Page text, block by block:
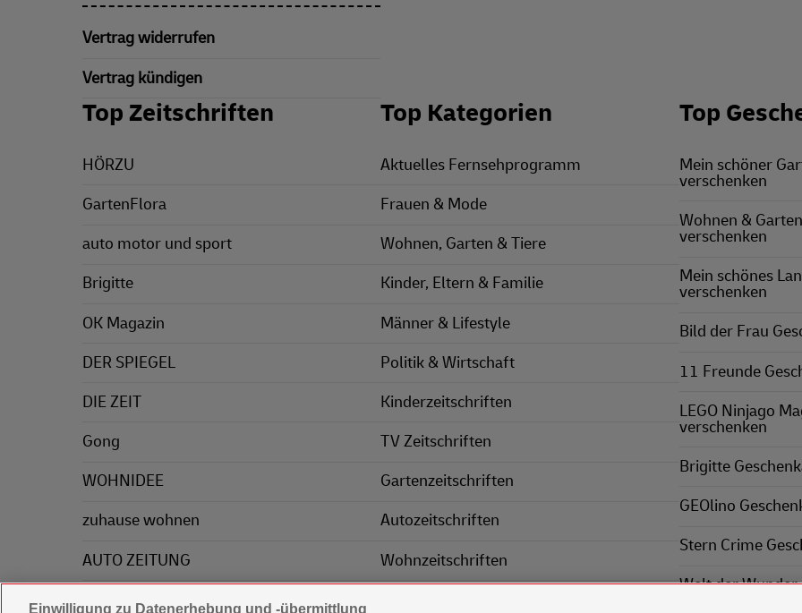
Vertrag widerrufen
Vertrag kündigen
Top Zeitschriften
HÖRZU
GartenFlora
auto motor und sport
Brigitte
OK Magazin
DER SPIEGEL
DIE ZEIT
Gong
WOHNIDEE
zuhause wohnen
AUTO ZEITUNG
Top Kategorien
Aktuelles Fernsehprogramm
Frauen & Mode
Wohnen, Garten & Tiere
Kinder, Eltern & Familie
Männer & Lifestyle
Politik & Wirtschaft
Kinderzeitschriften
TV Zeitschriften
Gartenzeitschriften
Autozeitschriften
Wohnzeitschriften
Top
Mein schöner
verschenken
Wohnen &
verschenken
Mein schönes
verschenken
Bild der Frau
11 Freunde
LEGO Ninjago
verschenken
Brigitte
GEOlino
Stern Crime
Welt der Wunder
Einwilligung zu Datenerhebung und -übermittlung